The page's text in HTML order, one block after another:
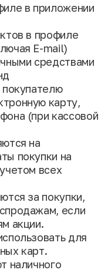
в приложении
в профиле
E-mail)
средствами
карту,
(при кассовой
на
покупки на
всех
за покупки,
если
акции.
для
карт.
наличного